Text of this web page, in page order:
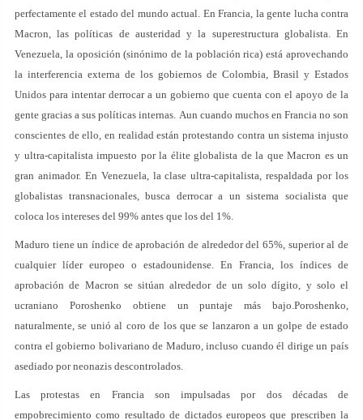
perfectamente el estado del mundo actual. En Francia, la gente lucha contra
Macron, las políticas de austeridad y la superestructura globalista. En
Venezuela, la oposición (sinónimo de la población rica) está aprovechando
la interferencia externa de los gobiernos de Colombia, Brasil y Estados
Unidos para intentar derrocar a un gobierno que cuenta con el apoyo de la
gente gracias a sus políticas internas. Aun cuando muchos en Francia no son
conscientes de ello, en realidad están protestando contra un sistema injusto
y ultra-capitalista impuesto por la élite globalista de la que Macron es un
gran animador. En Venezuela, la clase ultra-capitalista, respaldada por los
globalistas transnacionales, busca derrocar a un sistema socialista que
coloca los intereses del 99% antes que los del 1%.
Maduro tiene un índice de aprobación de alrededor del 65%, superior al de
cualquier líder europeo o estadounidense. En Francia, los índices de
aprobación de Macron se sitúan alrededor de un solo dígito, y solo el
ucraniano Poroshenko obtiene un puntaje más bajo.Poroshenko,
naturalmente, se unió al coro de los que se lanzaron a un golpe de estado
contra el gobierno bolivariano de Maduro, incluso cuando él dirige un país
asediado por neonazis descontrolados.
Las protestas en Francia son impulsadas por dos décadas de
empobrecimiento como resultado de dictados europeos que prescriben la